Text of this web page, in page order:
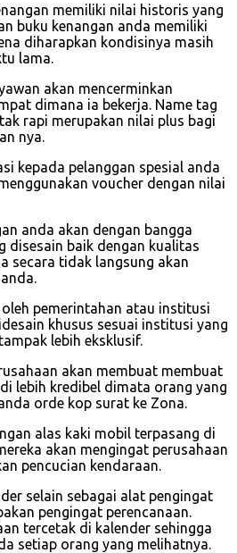
memiliki nilai historis yang
buku kenangan anda memiliki
diharapkan kondisinya masih
lama.
akan mencerminkan
dimana ia bekerja. Name tag
rapi merupakan nilai plus bagi
nya.
kepada pelanggan spesial anda
voucher dengan nilai
anda akan dengan bangga
disesain baik dengan kualitas
secara tidak langsung akan
pemerintahan atau institusi
khusus sesuai institusi yang
lebih eksklusif.
akan membuat membuat
lebih kredibel dimata orang yang
orde kop surat ke Zona.
alas kaki mobil terpasang di
akan mengingat perusahaan
pencucian kendaraan.
selain sebagai alat pengingat
pengingat perencanaan.
tercetak di kalender sehingga
setiap orang yang melihatnya.